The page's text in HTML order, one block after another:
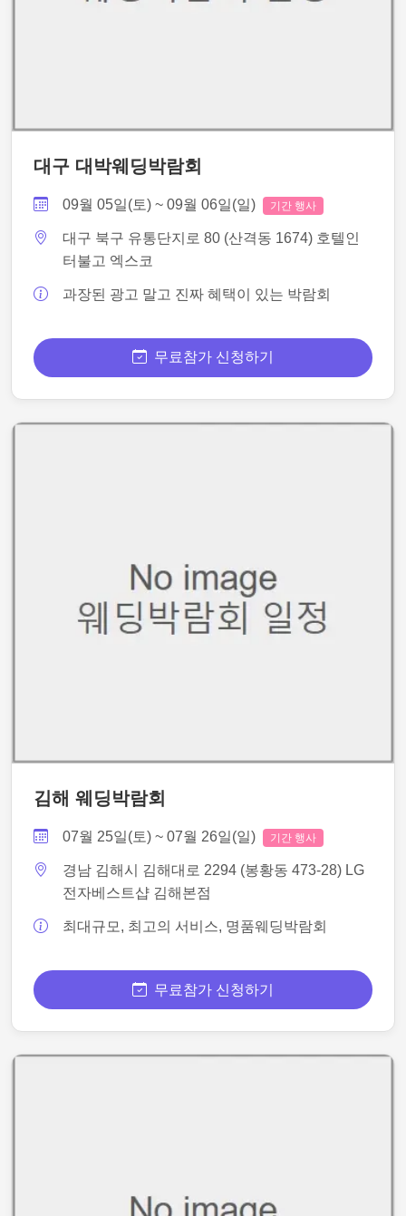
대구 대박웨딩박람회
09월 05일(토) ~ 09월 06일(일) 기간 행사
대구 북구 유통단지로 80 (산격동 1674) 호텔인
터불고 엑스코
과장된 광고 말고 진짜 혜택이 있는 박람회
무료참가 신청하기
김해 웨딩박람회
07월 25일(토) ~ 07월 26일(일) 기간 행사
경남 김해시 김해대로 2294 (봉황동 473-28) LG
전자베스트샵 김해본점
최대규모, 최고의 서비스, 명품웨딩박람회
무료참가 신청하기